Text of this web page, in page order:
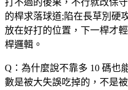
的桿求落球道;陷在長草別硬
放在好打的位置，下一桿才
桿邏輯。
Q：為什麼說不靠多 10 碼也
數是被大失誤吃掉的，不是